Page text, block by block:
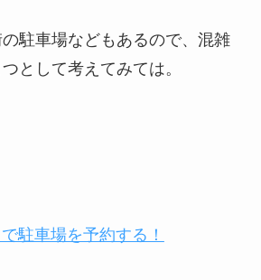
駐車場などもあるので、混雑
として考えてみては。
駐車場を予約する！